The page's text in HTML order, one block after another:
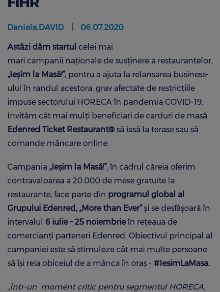
Daniela.DAVID 06.07.2020
Astăzi dăm startul celei mai
mari campanii naționale de susținere a restaurantelor,
„Ieșim la Masă!”, pentru a ajuta la relansarea business-
ului în randul acestora, grav afectate de restricțiile
impuse sectorului HORECA în pandemia COVID-19.
Invităm cât mai mulți beneficiari de carduri de masă
Edenred Ticket Restaurant® să iasă la terase sau să
comande mâncare online.
Campania „Ieșim la Masă!”, în cadrul căreia oferim
contravaloarea a 20.000 de mese gratuite la
restaurante, face parte din programul global al
Grupului Edenred, „More than Ever”și se desfășoară în
intervalul 6 iulie – 25 noiembrieîn rețeaua de
comercianți parteneri Edenred. Obiectivul principal al
campaniei este să stimuleze cât mai multe persoane
să își reia obiceiul de a mânca în oraș - #IesimLaMasa.
„Într-un moment critic pentru segmentul HORECA,